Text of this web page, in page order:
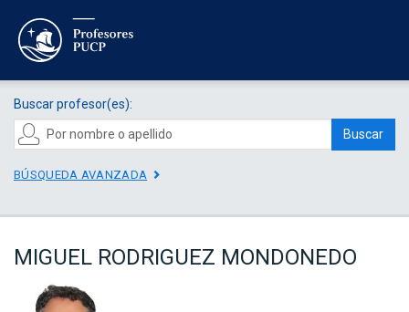
Buscar profesor(es):
Buscar
BÚSQUEDA AVANZADA
MIGUEL RODRIGUEZ MONDONEDO